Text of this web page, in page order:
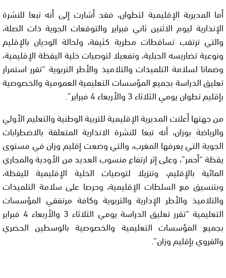
أما المديرية الإقليمية لتطوان، فقد أشارت إلى أنه تبعا للنشرة
الإنذارية ليوم الاثنين ثاني فبراير والتوقعات الجوية ذات الصلة،
والتي ترتقب تساقطات مطرية كثيفة، ولحالة الوديان بالإقليم
ونوعية تضاريسه الجبلية، وتفعيلا لتوصيات خلية اليقظة الإقليمية،
وضمانا لسلامة التلميذات والتلاميذ والأطر التربوية “تقرر استمرار
تعليق الدراسة بجميع المؤسسات التعليمية العمومية والخصوصية
بإقليم تطوان يومي الثلاثاء 3 والأربعاء 4 فبراير”.
من جهتها أعلنت المديرية الإقليمية للتربية الوطنية والتعليم الأولي
والرياضة بوزان، أنه تبعا للنشرة الانذارية المتعلقة بالاضطرابات
الجوية التي يعرفها المغرب، والتي وضعت إقليم وزان في مستوى
يقظة “أحمر”، وعلى إثر ارتفاع منسوب العديد من الأودية والمجاري
المائية بالإقليم، وتنزيلا لتوصيات الخلية الإقليمية لليقظة،
وبتنسيق مع السلطات الإقليمية، وحرصا على سلامة التلميذات
والتلاميذ والأطر الإدارية والتربوية وكافة مرتفقي المؤسسات
التعليمية “تقرر تعليق الدراسة يومي الثلاثاء 3 والأربعاء 4 فبراير
بجميع المؤسسات التعليمية والخصوصية بالوسطين الحضري
والقروي بإقليم وزان”.